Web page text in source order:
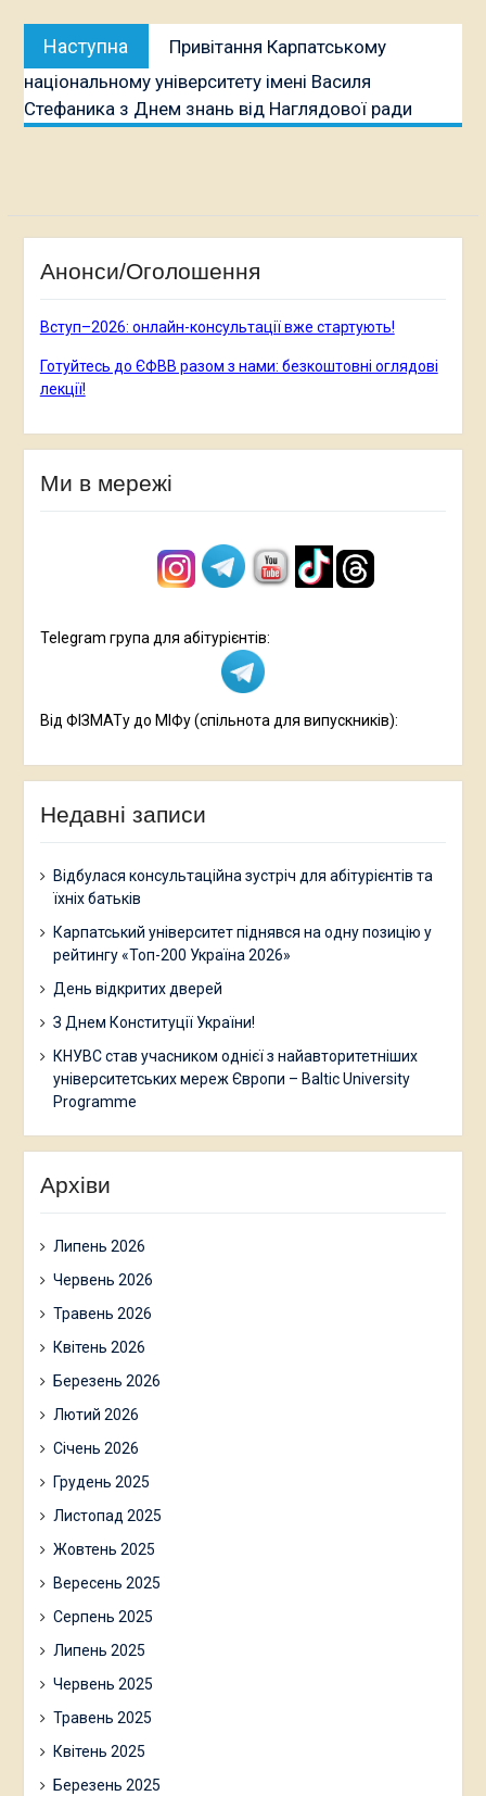
Наступна
публікація:
Привітання Карпатському
національному університету імені Василя
Стефаника з Днем знань від Наглядової ради
Анонси/Оголошення
Вступ–2026: онлайн-консультації вже стартують!
Готуйтесь до ЄФВВ разом з нами: безкоштовні оглядові
лекції!
Ми в мережі
Telegram група для абітурієнтів:
Від ФІЗМАТу до МІФу (спільнота для випускників):
Недавні записи
Відбулася консультаційна зустріч для абітурієнтів та
їхніх батьків
Карпатський університет піднявся на одну позицію у
рейтингу «Топ-200 Україна 2026»
День відкритих дверей
З Днем Конституції України!
КНУВС став учасником однієї з найавторитетніших
університетських мереж Європи – Baltic University
Programme
Архіви
Липень 2026
Червень 2026
Травень 2026
Квітень 2026
Березень 2026
Лютий 2026
Січень 2026
Грудень 2025
Листопад 2025
Жовтень 2025
Вересень 2025
Серпень 2025
Липень 2025
Червень 2025
Травень 2025
Квітень 2025
Березень 2025